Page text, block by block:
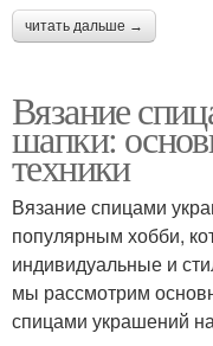
читать дальше →
Вязание
шапки:
техники
Вязание спицами
популярным хобби,
индивидуальные и
мы рассмотрим
спицами украшений